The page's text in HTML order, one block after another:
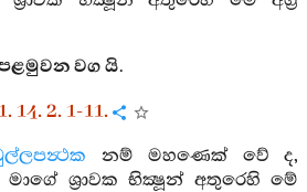
වග යි.
14. 2. 1-11.
නම් මහණෙක් වේ ද,
ශ්‍රාවක භික්‍ෂූන් අතුරෙහි මේ